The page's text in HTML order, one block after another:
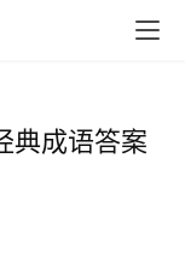
典成语答案